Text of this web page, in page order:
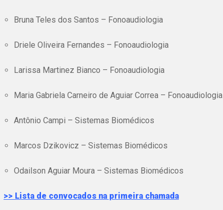
Bruna Teles dos Santos – Fonoaudiologia
Driele Oliveira Fernandes – Fonoaudiologia
Larissa Martinez Bianco – Fonoaudiologia
Maria Gabriela Carneiro de Aguiar Correa – Fonoaudiologia
Antônio Campi – Sistemas Biomédicos
Marcos Dzikovicz – Sistemas Biomédicos
Odailson Aguiar Moura – Sistemas Biomédicos
>> Lista de convocados na primeira chamada